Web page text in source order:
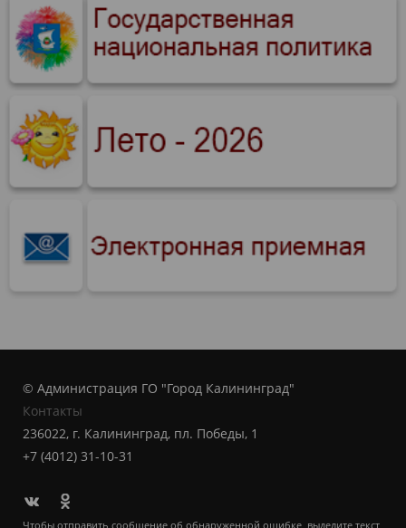
© Администрация ГО "Город Калининград"
Контакты
236022, г. Калининград, пл. Победы, 1
+7 (4012) 31-10-31
Чтобы отправить сообщение об обнаруженной ошибке, выделите текст